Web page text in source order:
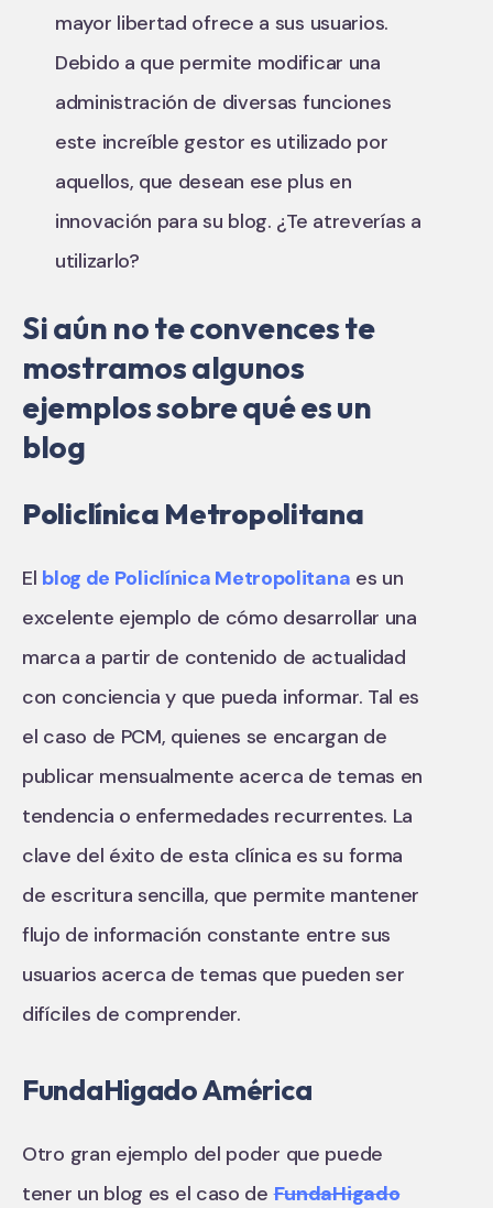
mayor libertad ofrece a sus usuarios.
Debido a que permite modificar una
administración de diversas funciones
este increíble gestor es utilizado por
aquellos, que desean ese plus en
innovación para su blog. ¿Te atreverías a
utilizarlo?
Si aún no te convences te
mostramos algunos
ejemplos sobre qué es un
blog
Policlínica Metropolitana
El blog de Policlínica Metropolitana es un
excelente ejemplo de cómo desarrollar una
marca a partir de contenido de actualidad
con conciencia y que pueda informar. Tal es
el caso de PCM, quienes se encargan de
publicar mensualmente acerca de temas en
tendencia o enfermedades recurrentes. La
clave del éxito de esta clínica es su forma
de escritura sencilla, que permite mantener
flujo de información constante entre sus
usuarios acerca de temas que pueden ser
difíciles de comprender.
FundaHigado América
Otro gran ejemplo del poder que puede
tener un blog es el caso deFundaHigado